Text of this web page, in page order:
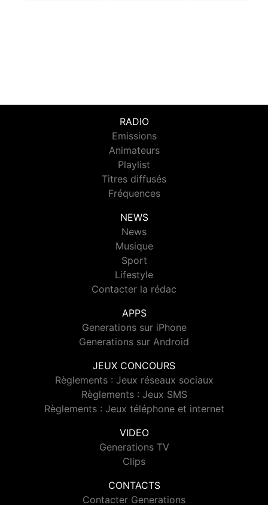
RADIO
Emissions
Animateurs
Playlist
Titres diffusés
Fréquences
NEWS
News
Musique
Sport
Lifestyle
Contacter la rédac
APPS
Generations sur iPhone
Generations sur Android
JEUX CONCOURS
Règlements : Jeux réseaux sociaux
Règlements : Jeux SMS
Règlements : Jeux téléphone et internet
VIDEO
Generations TV
Clips
CONTACTS
Contacter Generations